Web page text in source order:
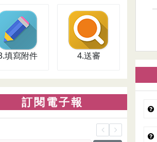
填寫附件
3.填寫附件
4.送審
4.送審
訂閱電子報